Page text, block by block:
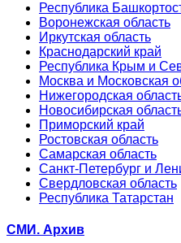
Республика
Воронежская область
Иркутская область
Краснодарский край
Республика Крым и
Москва и Московская
Нижегородская
Новосибирская
Приморский край
Ростовская область
Самарская область
Санкт-Петербург и
Свердловская область
Республика Татарстан
СМИ. Архив